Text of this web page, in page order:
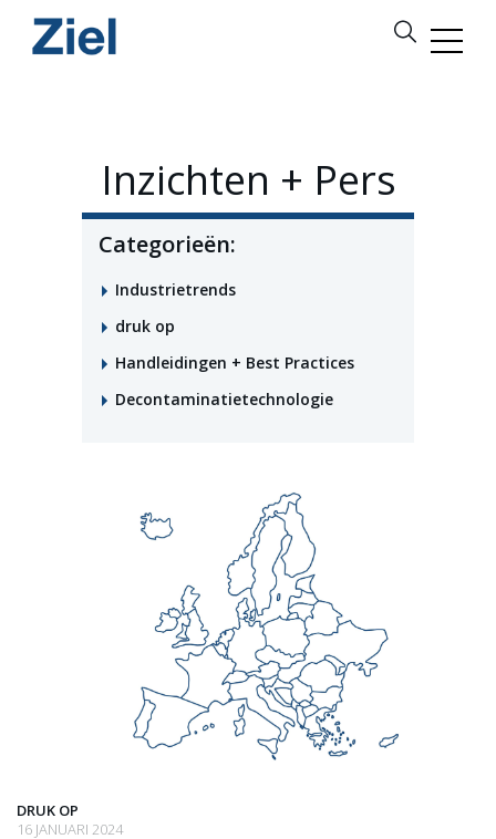
Inzichten + Pers
Categorieën:
Industrietrends
druk op
Handleidingen + Best Practices
Decontaminatietechnologie
DRUK OP
16 JANUARI 2024